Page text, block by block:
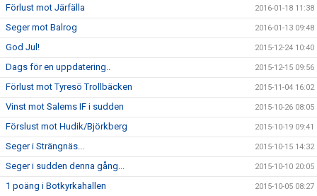
Förlust mot Järfälla 2016-01-18 11:38
Seger mot Balrog 2016-01-13 09:48
God Jul! 2015-12-24 10:40
Dags för en uppdatering.. 2015-12-15 09:56
Förlust mot Tyresö Trollbäcken 2015-11-04 16:02
Vinst mot Salems IF i sudden 2015-10-26 08:05
Förslust mot Hudik/Björkberg 2015-10-19 09:41
Seger i Strängnäs... 2015-10-15 14:32
Seger i sudden denna gång... 2015-10-10 20:05
1 poäng i Botkyrkahallen 2015-10-05 08:27